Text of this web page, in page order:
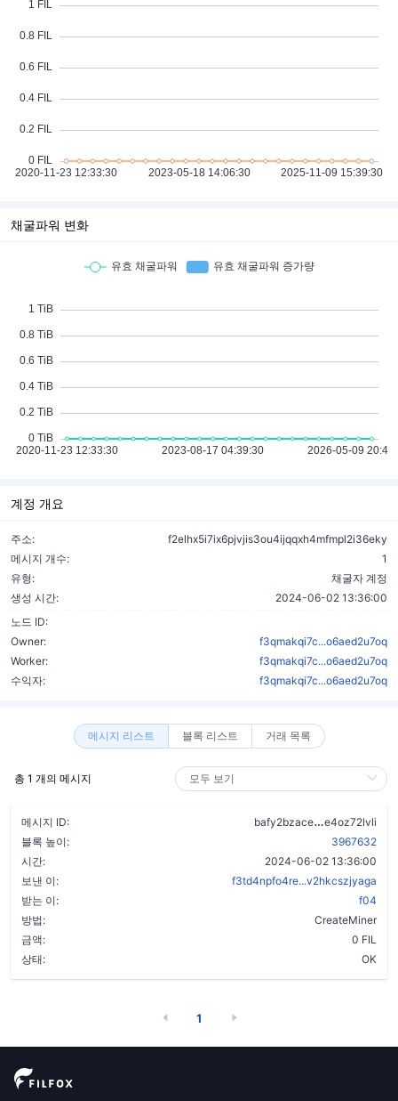
채굴파워 변화
계정 개요
주소:
f2elhx5i7ix6pjvjis3ou4ijqqxh4mfmpl2i36eky
메시지 개수:
1
유형:
채굴자 계정
생성 시간:
2024-06-02 13:36:00
노드 ID:
Owner:
f3qmakqi7c...o6aed2u7oq
Worker:
f3qmakqi7c...o6aed2u7oq
수익자:
f3qmakqi7c...o6aed2u7oq
메시지 리스트 블록 리스트 거래 목록
총 1 개의 메시지
메시지 ID: bafy2bzace
e4oz72lvli
블록 높이:
3967632
시간:
2024-06-02 13:36:00
보낸 이:
f3td4npfo4re...v2hkcszjyaga
받는 이:
f04
방법:
CreateMiner
금액:
0 FIL
상태:
OK
1